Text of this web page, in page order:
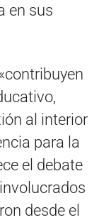
en sus
al interior
para la
el debate
desde el